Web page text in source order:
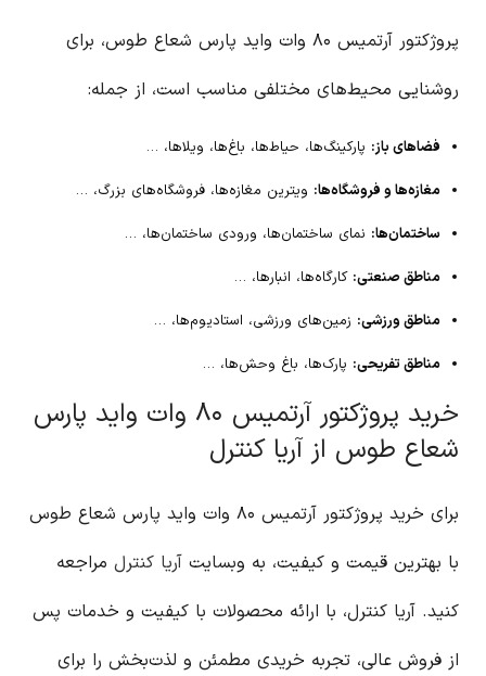
پروژکتور آرتمیس ۸۰ وات واید پارس شعاع طوس، برای
روشنایی محیط‌های مختلفی مناسب است، از جمله:
فضاهای باز: پارکینگ‌ها، حیاط‌ها، باغ‌ها، ویلاها، …
مغازه‌ها و فروشگاه‌ها: ویترین مغازه‌ها، فروشگاه‌های بزرگ، …
ساختمان‌ها: نمای ساختمان‌ها، ورودی ساختمان‌ها، …
مناطق صنعتی: کارگاه‌ها، انبارها، …
مناطق ورزشی: زمین‌های ورزشی، استادیوم‌ها، …
مناطق تفریحی: پارک‌ها، باغ وحش‌ها، …
خرید پروژکتور آرتمیس ۸۰ وات واید پارس
شعاع طوس از آریا کنترل
برای خرید پروژکتور آرتمیس ۸۰ وات واید پارس شعاع طوس
با بهترین قیمت و کیفیت، به وبسایت آریا کنترل مراجعه
کنید. آریا کنترل، با ارائه محصولات با کیفیت و خدمات پس
از فروش عالی، تجربه خریدی مطمئن و لذت‌بخش را برای